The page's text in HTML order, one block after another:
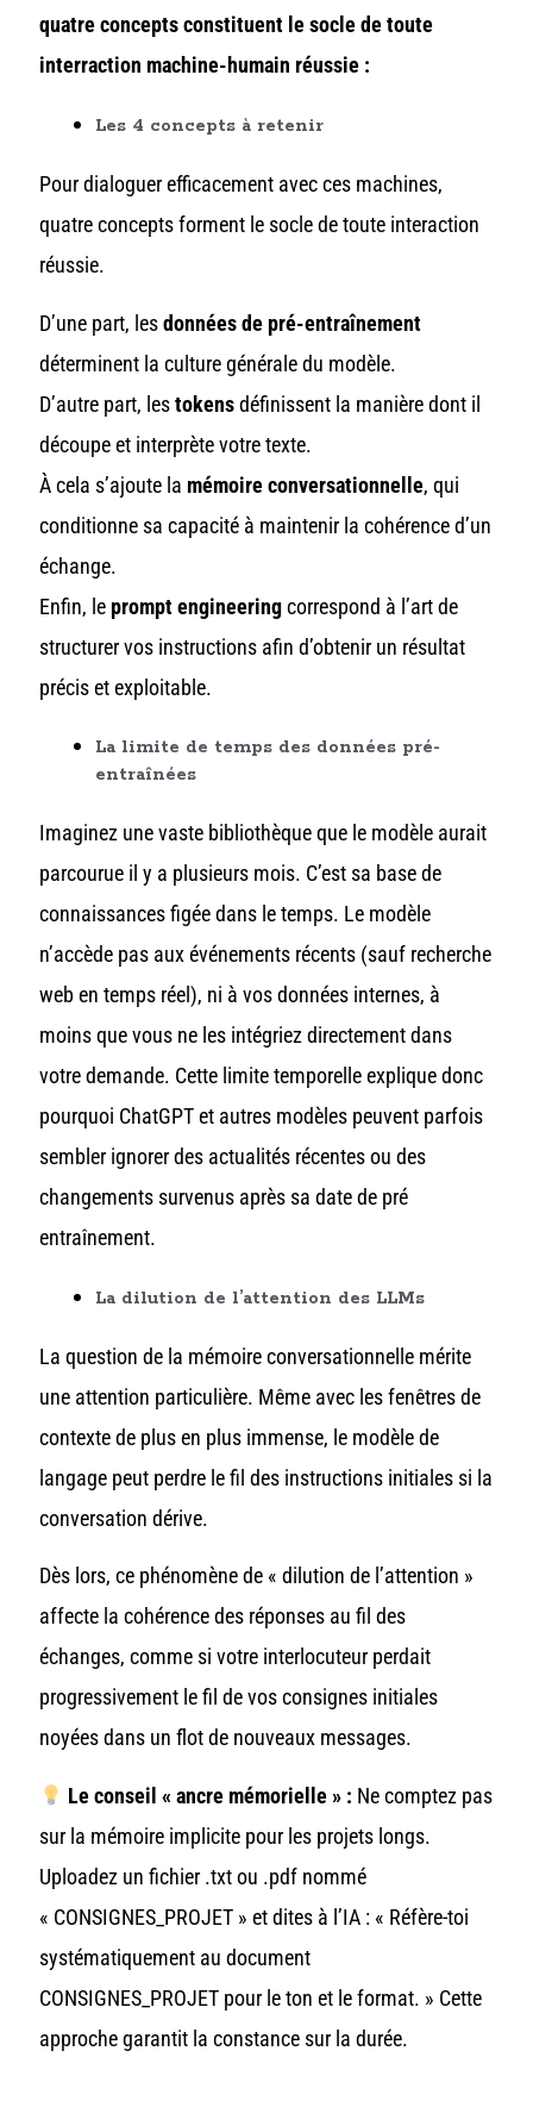
quatre concepts constituent le socle de toute
interraction machine-humain réussie :
Les 4 concepts à retenir
Pour dialoguer efficacement avec ces machines,
quatre concepts forment le socle de toute interaction
réussie.
D’une part, lesdonnées de pré-entraînement
déterminent la culture générale du modèle.
D’autre part, lestokensdéfinissent la manière dont il
découpe et interprète votre texte.
À cela s’ajoute la mémoire conversationnelle, qui
conditionne sa capacité à maintenir la cohérence d’un
échange.
Enfin, le prompt engineeringcorrespond à l’art de
structurer vos instructions afin d’obtenir un résultat
précis et exploitable.
La limite de temps des données pré-
entraînées
Imaginez une vaste bibliothèque que le modèle aurait
parcourue il y a plusieurs mois. C’est sa base de
connaissances figée dans le temps. Le modèle
n’accède pas aux événements récents (sauf recherche
web en temps réel), ni à vos données internes, à
moins que vous ne les intégriez directement dans
votre demande. Cette limite temporelle explique donc
pourquoi ChatGPT et autres modèles peuvent parfois
sembler ignorer des actualités récentes ou des
changements survenus après sa date de pré
entraînement.
La dilution de l’attention des LLMs
La question de la mémoire conversationnelle mérite
une attention particulière. Même avec les fenêtres de
contexte de plus en plus immense, le modèle de
langage peut perdre le fil des instructions initiales si la
conversation dérive.
Dès lors, ce phénomène de « dilution de l’attention »
affecte la cohérence des réponses au fil des
échanges, comme si votre interlocuteur perdait
progressivement le fil de vos consignes initiales
noyées dans un flot de nouveaux messages.
Le conseil « ancre mémorielle » : Ne comptez pas
sur la mémoire implicite pour les projets longs.
Uploadez un fichier .txt ou .pdf nommé
« CONSIGNES_PROJET » et dites à l’IA : « Réfère-toi
systématiquement au document
CONSIGNES_PROJET pour le ton et le format. » Cette
approche garantit la constance sur la durée.